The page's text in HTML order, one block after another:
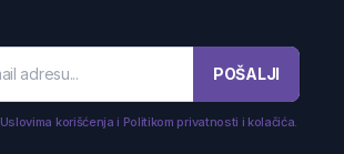
POŠALJI
Uslovima korišćenja i Politikom privatnosti i kolačića.